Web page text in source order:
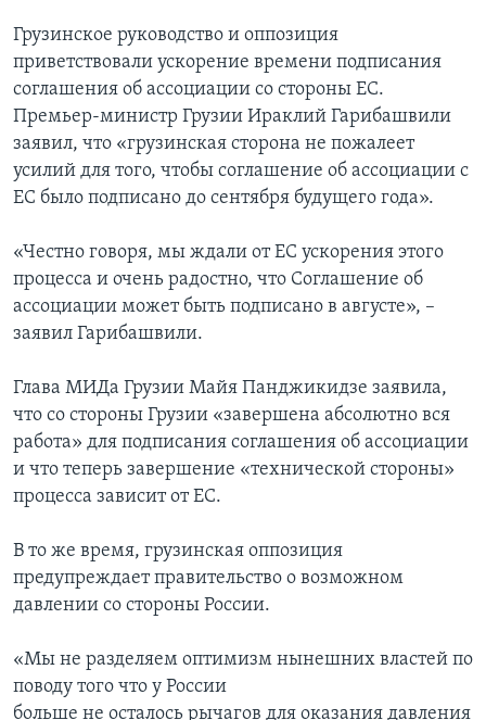
Грузинское руководство и оппозиция
приветствовали ускорение времени подписания
соглашения об ассоциации со стороны ЕС.
Премьер-министр Грузии Ираклий Гарибашвили
заявил, что «грузинская сторона не пожалеет
усилий для того, чтобы соглашение об ассоциации с
ЕС было подписано до сентября будущего года».
«Честно говоря, мы ждали от ЕС ускорения этого
процесса и очень радостно, что Соглашение об
ассоциации может быть подписано в августе», –
заявил Гарибашвили.
Глава МИДа Грузии Майя Панджикидзе заявила,
что со стороны Грузии «завершена абсолютно вся
работа» для подписания соглашения об ассоциации
и что теперь завершение «технической стороны»
процесса зависит от ЕС.
В то же время, грузинская оппозиция
предупреждает правительство о возможном
давлении со стороны России.
«Мы не разделяем оптимизм нынешних властей по
поводу того что у России
больше не осталось рычагов для оказания давления